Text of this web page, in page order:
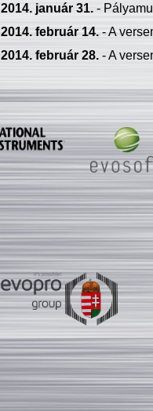
2014. január 31.-
2014. február 14.- A
2014. február 28.- A